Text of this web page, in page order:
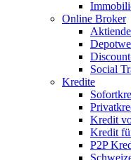
Online Broker
Social
Kredite
Kredit
Kredit
P2P